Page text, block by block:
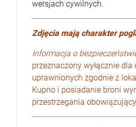
wersjach cywilnych.
Zdjęcia mają charakter
Informacja o
przeznaczony wyłącznie dla
uprawnionych zgodnie z
Kupno i posiadanie broni
przestrzegania